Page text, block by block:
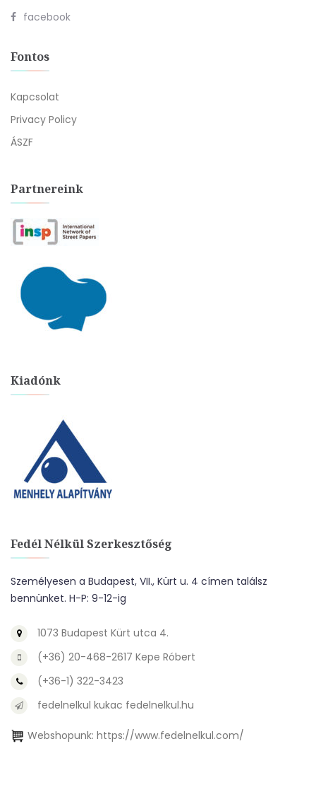
facebook
Fontos
Kapcsolat
Privacy Policy
ÁSZF
Partnereink
Kiadónk
Fedél Nélkül Szerkesztőség
Személyesen a Budapest, VII., Kürt u. 4 címen találsz
bennünket. H-P: 9-12-ig
1073 Budapest Kürt utca 4.
(+36) 20-468-2617 Kepe Róbert
(+36-1) 322-3423
fedelnelkul kukac fedelnelkul.hu
Webshopunk: https://www.fedelnelkul.com/